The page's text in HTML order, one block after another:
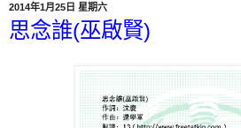
2014年1月25日 星期六
思念誰(巫啟賢)